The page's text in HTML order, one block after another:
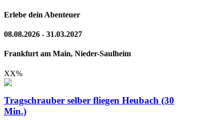
Erlebe dein Abenteuer
08.08.2026 - 31.03.2027
Frankfurt am Main, Nieder-Saulheim
XX%
Tragschrauber selber fliegen Heubach (30
Min.)